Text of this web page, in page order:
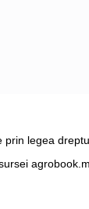
prin legea